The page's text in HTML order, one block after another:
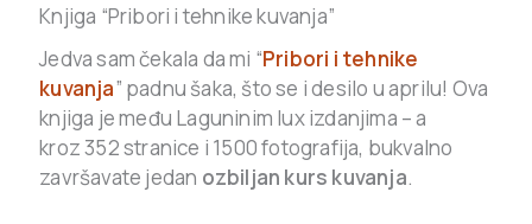
Knjiga “Pribori i tehnike kuvanja”
Jedva sam čekala da mi “Pribori i tehnike
kuvanja” padnu šaka, što se i desilo u aprilu! Ova
knjiga je među Laguninim lux izdanjima – a
kroz 352 stranice i 1500 fotografija, bukvalno
završavate jedan ozbiljan kurs kuvanja.